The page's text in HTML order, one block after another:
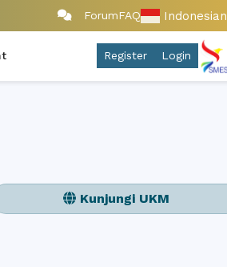
ForumFAQ Indonesian
Register Login
Kunjungi UKM